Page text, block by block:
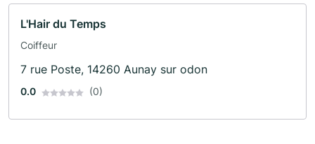
L'Hair du Temps
Coiffeur
7 rue Poste, 14260 Aunay sur odon
0.0 (0)